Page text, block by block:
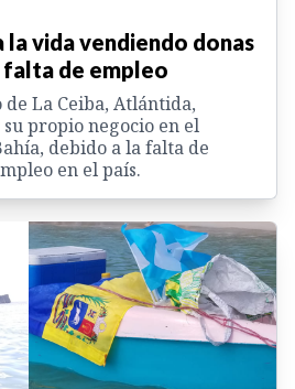
la vida vendiendo donas
falta de empleo
La Ceiba, Atlántida,
propio negocio en el
debido a la falta de
en el país.